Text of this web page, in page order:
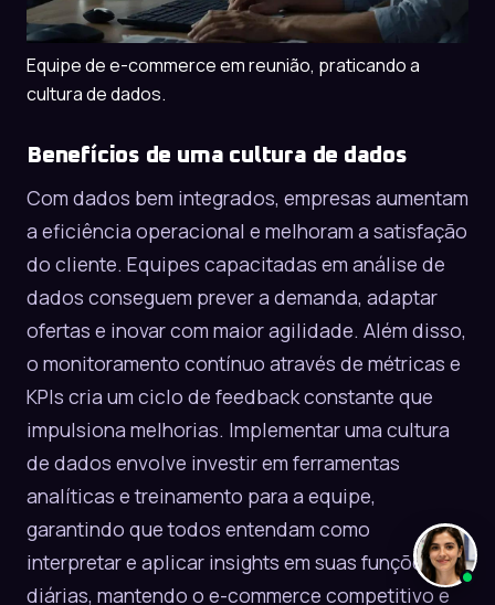
Equipe de e-commerce em reunião, praticando a
cultura de dados.
Benefícios de uma cultura de dados
Com dados bem integrados, empresas aumentam
a eficiência operacional e melhoram a satisfação
do cliente. Equipes capacitadas em análise de
dados conseguem prever a demanda, adaptar
ofertas e inovar com maior agilidade. Além disso,
o monitoramento contínuo através de métricas e
KPIs cria um ciclo de feedback constante que
impulsiona melhorias. Implementar uma cultura
de dados envolve investir em ferramentas
analíticas e treinamento para a equipe,
garantindo que todos entendam como
interpretar e aplicar insights em suas funções
diárias, mantendo o e-commerce competitivo e